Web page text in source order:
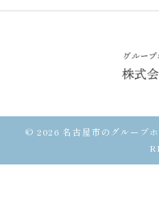
© 2026 名古屋市のグループ